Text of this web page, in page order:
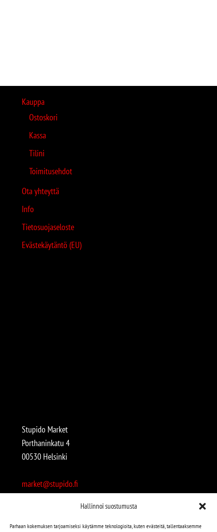
Hallinnoi suostumusta
Parhaan kokemuksen tarjoamiseksi käytämme teknologioita, kuten evästeitä, tallentaaksemme
Kauppa
Ostoskori
Kassa
Tilini
Toimitusehdot
Ota yhteyttä
Info
Tietosuojaseloste
Evästekäytäntö (EU)
Stupido Market
Porthaninkatu 4
00530 Helsinki
market@stupido.fi
Avoinna: